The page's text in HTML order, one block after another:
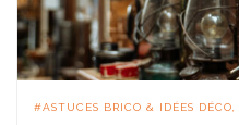
ASTUCES BRICO & IDÉES DÉCO